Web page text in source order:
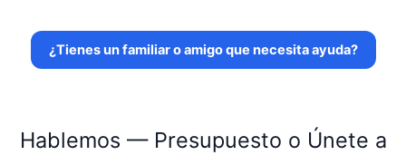
¿Tienes un familiar o amigo que necesita ayuda?
Hablemos — Presupuesto o Únete a